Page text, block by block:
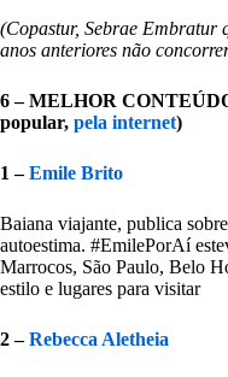
(Copastur, Sebrae Embratur
anos anteriores não
6 – MELHOR
popular, pela internet)
1 –Emile Brito
Baiana viajante, publica
autoestima. #EmilePorAí
Marrocos, São Paulo, Belo
estilo e lugares para visitar
2 –Rebecca Aletheia